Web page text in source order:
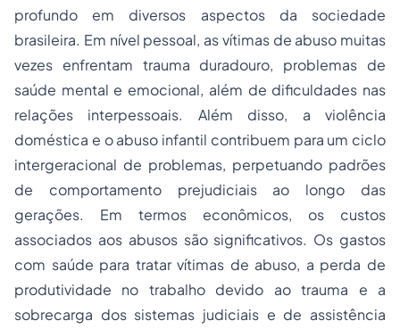
profundo em diversos aspectos da sociedade
brasileira. Em nível pessoal, as vítimas de abuso muitas
vezes enfrentam trauma duradouro, problemas de
saúde mental e emocional, além de dificuldades nas
relações interpessoais. Além disso, a violência
doméstica e o abuso infantil contribuem para um ciclo
intergeracional de problemas, perpetuando padrões
de comportamento prejudiciais ao longo das
gerações. Em termos econômicos, os custos
associados aos abusos são significativos. Os gastos
com saúde para tratar vítimas de abuso, a perda de
produtividade no trabalho devido ao trauma e a
sobrecarga dos sistemas judiciais e de assistência